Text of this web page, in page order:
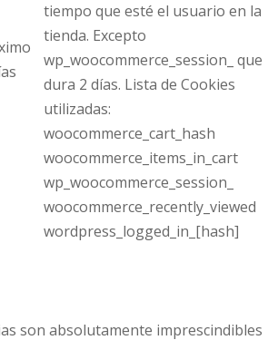
tiempo que esté el usuario en la
tienda. Excepto
wp_woocommerce_session_ que
dura 2 días. Lista de Cookies
utilizadas:
woocommerce_cart_hash
woocommerce_items_in_cart
wp_woocommerce_session_
woocommerce_recently_viewed
wordpress_logged_in_[hash]
son absolutamente imprescindibles